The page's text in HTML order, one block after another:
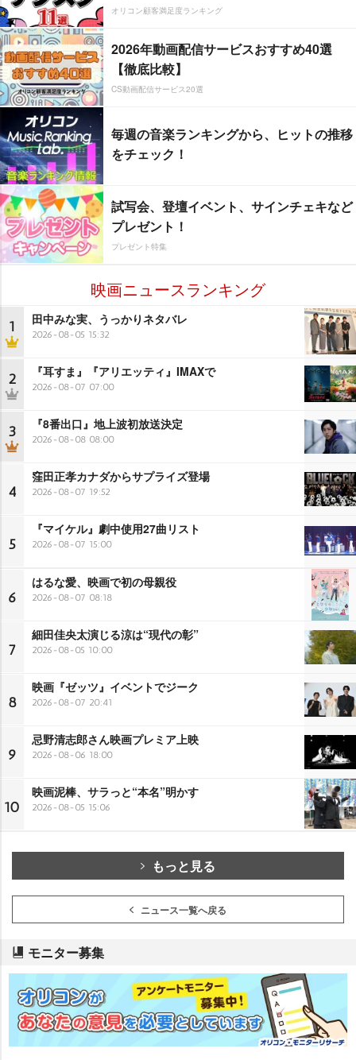
オリコン顧客満足度ランキング
2026年動画配信サービスおすすめ40選
【徹底比較】
CS動画配信サービス20選
毎週の音楽ランキングから、ヒットの推移
をチェック！
試写会、登壇イベント、サインチェキなど
プレゼント！
プレゼント特集
映画ニュースランキング
1 田中みな実、うっかりネタバレ
2026-08-05 15:32
2 『耳すま』『アリエッティ』IMAXで
2026-08-07 07:00
3 『8番出口』地上波初放送決定
2026-08-08 08:00
4
窪田正孝カナダからサプライズ登場
2026-08-07 19:52
5
『マイケル』劇中使用27曲リスト
2026-08-07 15:00
6
はるな愛、映画で初の母親役
2026-08-07 08:18
7
細田佳央太演じる涼は“現代の彰”
2026-08-05 10:00
8
映画『ゼッツ』イベントでジーク
2026-08-07 20:41
9
忌野清志郎さん映画プレミア上映
2026-08-06 18:00
10
映画泥棒、サラっと“本名”明かす
2026-08-05 15:06
もっと見る
ニュース一覧へ戻る
モニター募集